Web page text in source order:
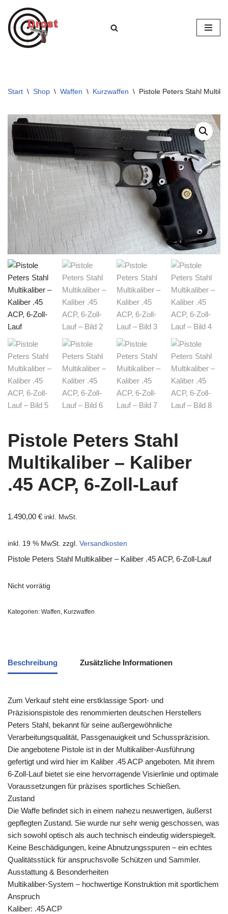
Zum
Inhalt
Start \ Shop \ Waffen \ Kurzwaffen \ Pistole Peters Stahl
Pistole Peters Stahl
Multikaliber – Kaliber
.45 ACP, 6-Zoll-Lauf
1.490,00 € inkl. MwSt.
inkl. 19 % MwSt. zzgl. Versandkosten
Pistole Peters Stahl Multikaliber – Kaliber .45 ACP, 6-Zoll-Lauf
Nicht vorrätig
Kategorien: Waffen, Kurzwaffen
Beschreibung Zusätzliche Informationen
Zum Verkauf steht eine erstklassige Sport- und
Präzisionspistole des renommierten deutschen Herstellers
Peters Stahl, bekannt für seine außergewöhnliche
Verarbeitungsqualität, Passgenauigkeit und Schusspräzision.
Die angebotene Pistole ist in der Multikaliber-Ausführung
gefertigt und wird hier im Kaliber .45 ACP angeboten. Mit ihrem
6-Zoll-Lauf bietet sie eine hervorragende Visierlinie und optimale
Voraussetzungen für präzises sportliches Schießen.
Zustand
Die Waffe befindet sich in einem nahezu neuwertigen, äußerst
gepflegten Zustand. Sie wurde nur sehr wenig geschossen, was
sich sowohl optisch als auch technisch eindeutig widerspiegelt.
Keine Beschädigungen, keine Abnutzungsspuren – ein echtes
Qualitätsstück für anspruchsvolle Schützen und Sammler.
Ausstattung & Besonderheiten
Multikaliber-System – hochwertige Konstruktion mit sportlichem
Anspruch
Kaliber: .45 ACP